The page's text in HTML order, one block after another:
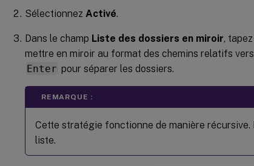
Sélectionnez Activé.
Dans le champ Liste des dossiers en miroir,
mettre en miroir au format des chemins relatifs
Enter pour séparer les dossiers.
REMARQUE :
Cette stratégie fonctionne de manière récursive.
liste.